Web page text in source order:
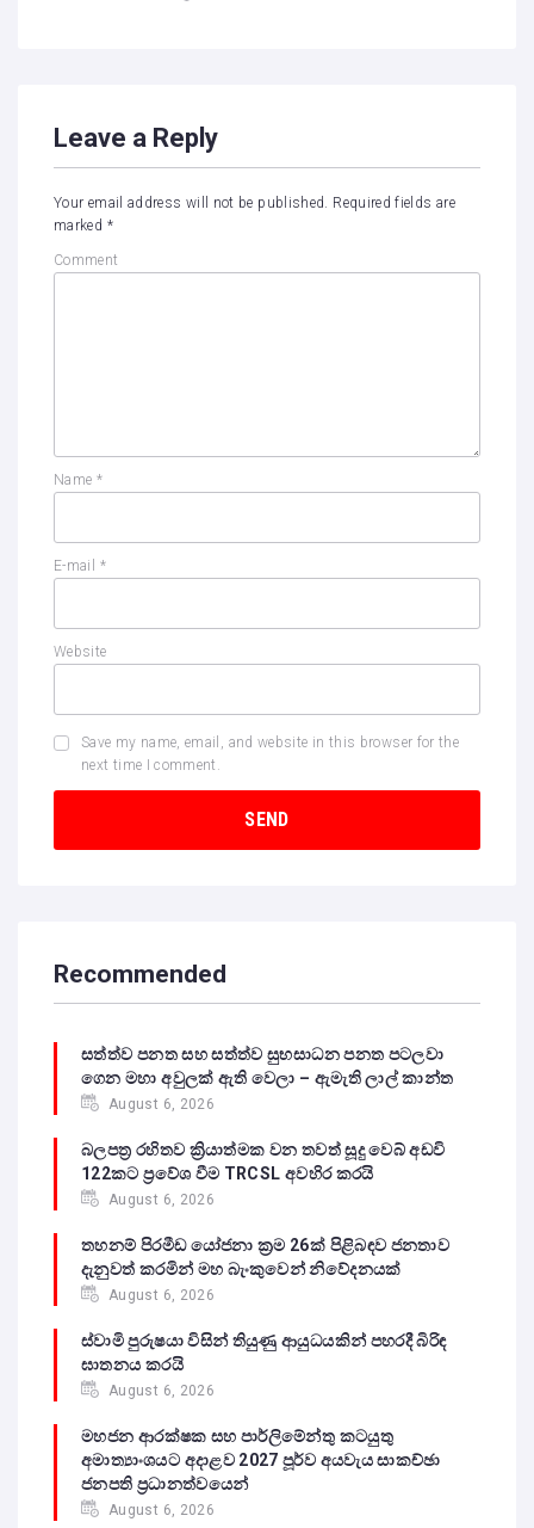
Leave a Reply
Your email address will not be published. Required fields are
marked *
Comment
Name *
E-mail *
Website
Save my name, email, and website in this browser for the
next time I comment.
Recommended
සත්ත්ව පනත සහ සත්ත්ව සුභසාධන පනත පටලවා
ගෙන මහා අවුලක් ඇති වෙලා – ඇමැති ලාල් කාන්ත
August 6, 2026
බලපත්‍ර රහිතව ක්‍රියාත්මක වන තවත් සූදු වෙබ් අඩවි
122කට ප්‍රවේශ වීම TRCSL අවහිර කරයි
August 6, 2026
තහනම් පිරමීඩ යෝජනා ක්‍රම 26ක් පිළිබඳව ජනතාව
දැනුවත් කරමින් මහ බැංකුවෙන් නිවේදනයක්
August 6, 2026
ස්වාමි පුරුෂයා විසින් තියුණු ආයුධයකින් පහරදී බිරිඳ
ඝාතනය කරයි
August 6, 2026
මහජන ආරක්ෂක සහ පාර්ලිමේන්තු කටයුතු
අමාත්‍යාංශයට අදාළව 2027 පූර්ව අයවැය සාකච්ඡා
ජනපති ප්‍රධානත්වයෙන්
August 6, 2026